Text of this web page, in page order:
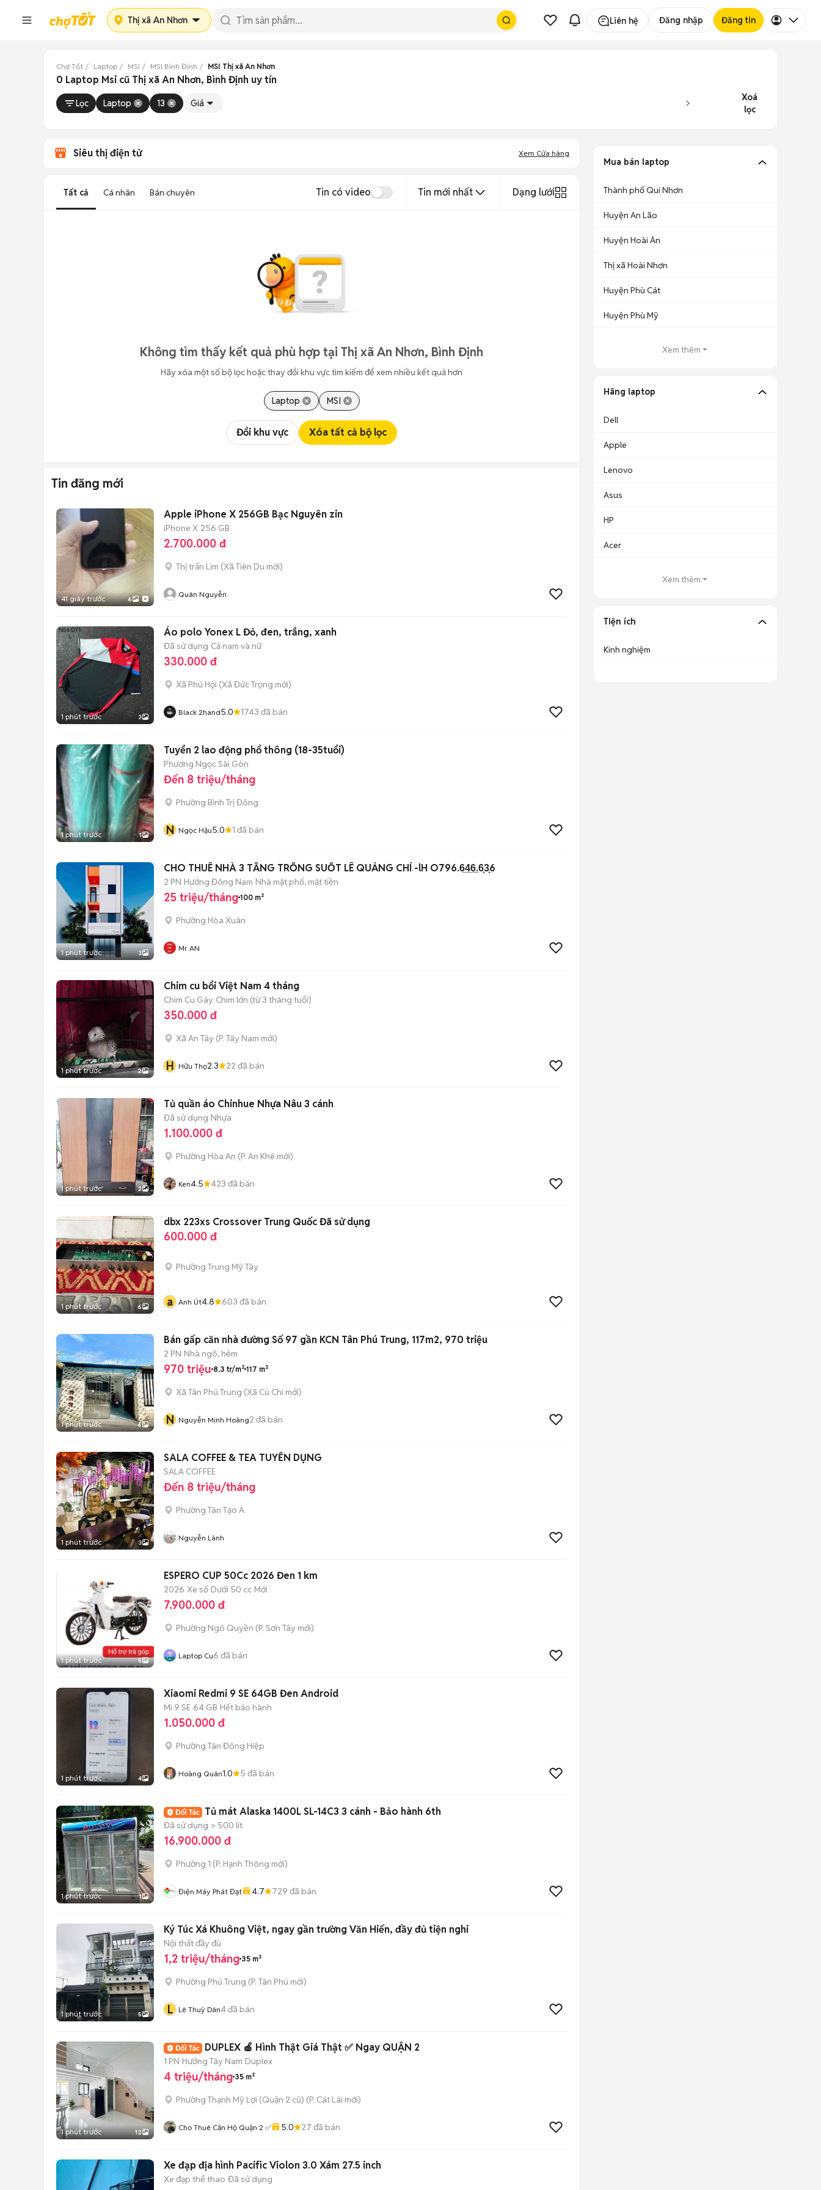
Thị xã An Nhơn Liên hệ Đăng nhập Đăng tin
Chợ Tốt Laptop MSI MSI Bình Định MSI Thị xã An Nhơn
0 Laptop Msi cũ Thị xã An Nhơn, Bình Định uy tín
Lọc Laptop 13 Giá
Xoá
lọc
Siêu thị điện tử Xem Cửa hàng
Tất cả Cá nhân Bán chuyên Tin có video Tin mới nhất Dạng lưới
Không tìm thấy kết quả phù hợp tại Thị xã An Nhơn, Bình Định
Hãy xóa một số bộ lọc hoặc thay đổi khu vực tìm kiếm để xem nhiều kết quả hơn
Laptop MSI
Đổi khu vực Xóa tất cả bộ lọc
Tin đăng mới
41 giây trước 6
Apple iPhone X 256GB Bạc Nguyên zin
iPhone X 256 GB
2.700.000 đ
Thị trấn Lim (Xã Tiên Du mới)
Quân Nguyễn
1 phút trước 3
Áo polo Yonex L Đỏ, đen, trắng, xanh
Đã sử dụng Cả nam và nữ
330.000 đ
Xã Phú Hội (Xã Đức Trọng mới)
Black 2hand5.0 1743 đã bán
1 phút trước 1
Tuyển 2 lao động phổ thông (18-35tuổi)
Phương Ngọc Sài Gòn
Đến 8 triệu/tháng
Phường Bình Trị Đông
N Ngọc Hậu5.0 1 đã bán
1 phút trước 3
CHO THUÊ NHÀ 3 TẦNG TRỐNG SUỐT LÊ QUẢNG CHÍ -lH O796.6̲4̲6̲.6͙3͙6
2 PN Hướng Đông Nam Nhà mặt phố, mặt tiền
25 triệu/tháng 100 m²
Phường Hòa Xuân
Mr AN
1 phút trước 2
Chim cu bổi Việt Nam 4 tháng
Chim Cu Gáy Chim lớn (từ 3 tháng tuổi)
350.000 đ
Xã An Tây (P. Tây Nam mới)
H Hữu Thọ2.3 22 đã bán
1 phút trước 2
Tủ quần áo Chinhue Nhựa Nâu 3 cánh
Đã sử dụng Nhựa
1.100.000 đ
Phường Hòa An (P. An Khê mới)
Ken4.5 423 đã bán
1 phút trước 6
dbx 223xs Crossover Trung Quốc Đã sử dụng
600.000 đ
Phường Trung Mỹ Tây
a Anh Út4.8 603 đã bán
1 phút trước 6
Bán gấp căn nhà đường Số 97 gần KCN Tân Phú Trung, 117m2, 970 triệu
2 PN Nhà ngõ, hẻm
970 triệu 8,3 tr/m² 117 m²
Xã Tân Phú Trung (Xã Củ Chi mới)
N Nguyễn Minh Hoàng2 đã bán
1 phút trước 3
SALA COFFEE & TEA TUYỂN DỤNG
SALA COFFEE
Đến 8 triệu/tháng
Phường Tân Tạo A
Nguyễn Lành
1 phút trước 5
ESPERO CUP 50Cc 2026 Đen 1 km
2026 Xe số Dưới 50 cc Mới
7.900.000 đ
Phường Ngô Quyền (P. Sơn Tây mới)
Laptop Cu6 đã bán
1 phút trước 4
Xiaomi Redmi 9 SE 64GB Đen Android
Mi 9 SE 64 GB Hết bảo hành
1.050.000 đ
Phường Tân Đông Hiệp
Hoàng Quân1.0 5 đã bán
1 phút trước 1
Tủ mát Alaska 1400L SL-14C3 3 cánh - Bảo hành 6th
Đã sử dụng > 500 lít
16.900.000 đ
Phường 1 (P. Hạnh Thông mới)
Điện Máy Phát Đạt 4.7 729 đã bán
1 phút trước 5
Ký Túc Xá Khuông Việt, ngay gần trường Văn Hiến, đầy đủ tiện nghi
Nội thất đầy đủ
1,2 triệu/tháng 35 m²
Phường Phú Trung (P. Tân Phú mới)
L Lê Thuỳ Dân4đã bán
1 phút trước 12
DUPLEX 🍎 Hình Thật Giá Thật ✅ Ngay QUẬN 2
1 PN Hướng Tây Nam Duplex
4 triệu/tháng 35 m²
Phường Thạnh Mỹ Lợi (Quận 2 cũ) (P. Cát Lái mới)
Cho Thuê Căn Hộ Quận 2 ✅ 5.0 27 đã bán
Xe đạp địa hình Pacific Violon 3.0 Xám 27.5 inch
Xe đạp thể thao Đã sử dụng
Mua bán laptop
Thành phố Qui Nhơn
Huyện An Lão
Huyện Hoài Ân
Thị xã Hoài Nhơn
Huyện Phù Cát
Huyện Phù Mỹ
Xem thêm
Hãng laptop
Dell
Apple
Lenovo
Asus
HP
Acer
Xem thêm
Tiện ích
Kinh nghiệm